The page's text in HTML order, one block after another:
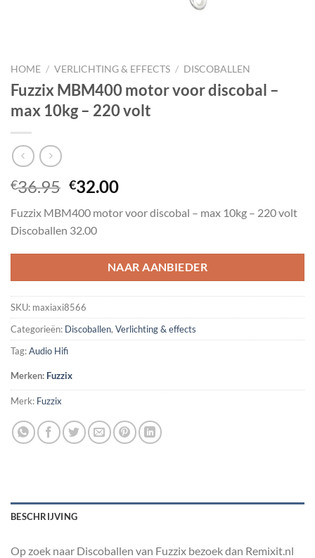
HOME / VERLICHTING & EFFECTS / DISCOBALLEN
Fuzzix MBM400 motor voor discobal –
max 10kg – 220 volt
€36.95 Oorspronkelijke
was:
€36.95.
€32.00Huidige
is:
Fuzzix MBM400 motor voor discobal – max 10kg – 220 volt
Discoballen 32.00
NAAR AANBIEDER
SKU: maxiaxi8566
Categorieën: Discoballen, Verlichting & effects
Tag:Audio Hifi
Merken: Fuzzix
Merk: Fuzzix
BESCHRIJVING
Op zoek naar Discoballen van Fuzzix bezoek dan Remixit.nl